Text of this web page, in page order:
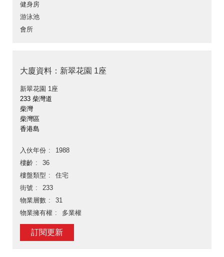
健身房
游泳池
會所
大廈資料：新翠花園 1座
新翠花園 1座
233 柴灣道
柴灣
柴灣區
香港島
入伙年份
1988
樓齡
36
樓盤類型
住宅
街號
233
物業層數
31
物業擁有權
多業權
訂閱更新